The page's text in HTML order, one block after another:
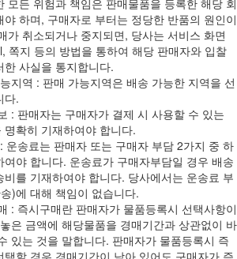
모든 위험과 책임은 판매물품을 등록한 해당 회
야 하며, 구매자로 부터는 정당한 반품의 원인이
가 취소되거나 중지되면, 당사는 서비스 화면
쪽지 등의 방법을 통하여 해당 판매자와 입찰
한 사실을 통지합니다.
지역 : 판매 가능지역은 배송 가능한 지역을 선
다.
: 판매자는 구매자가 결제 시 사용할 수 있는
명확히 기재하여야 합니다.
운송료는 판매자 또는 구매자 부담 2가지 중 하
여야 합니다. 운송료가 구매자부담일 경우 배송
비를 기재하여야 합니다. 당사에서는 운송료 부
)에 대해 책임이 없습니다.
: 즉시구매란 판매자가 물품등록시 선택사항이
은 금액에 해당물품을 경매기간과 상관없이 바
있는 것을 말합니다. 판매자가 물품등록시 즉
택할 경우 경매기간이 남아 있어도 구매자가 즉